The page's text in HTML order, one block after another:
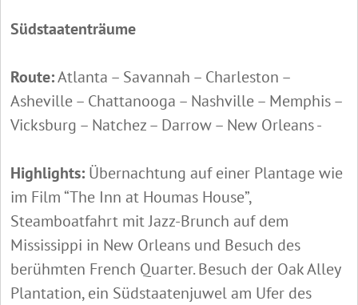
Südstaatenträume
Route:Atlanta – Savannah – Charleston –
Asheville – Chattanooga – Nashville – Memphis –
Vicksburg – Natchez – Darrow – New Orleans -
Highlights: Übernachtung auf einer Plantage wie
im Film “The Inn at Houmas House”,
Steamboatfahrt mit Jazz-Brunch auf dem
Mississippi in New Orleans und Besuch des
berühmten French Quarter. Besuch der Oak Alley
Plantation, ein Südstaatenjuwel am Ufer des